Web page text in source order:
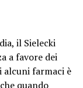
il Sielecki
a favore dei
farmaci è
quando